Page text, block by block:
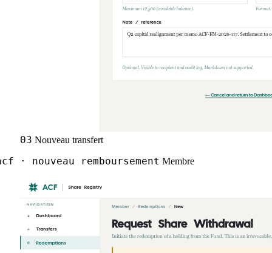
03 Nouveau transfert
· nouveau remboursement Membre